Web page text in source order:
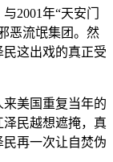
2001年“天安门
恶流氓集团。然
这出戏的真正受
美国重复当年的
泽民越想遮掩，真
再一次让自焚伪